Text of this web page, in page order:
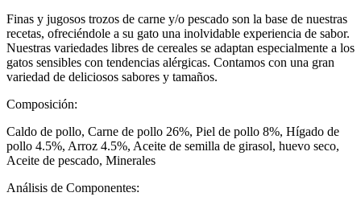
Finas y jugosos trozos de carne y/o pescado son la base de nuestras
recetas, ofreciéndole a su gato una inolvidable experiencia de sabor.
Nuestras variedades libres de cereales se adaptan especialmente a los
gatos sensibles con tendencias alérgicas. Contamos con una gran
variedad de deliciosos sabores y tamaños.
Composición:
Caldo de pollo, Carne de pollo 26%, Piel de pollo 8%, Hígado de
pollo 4.5%, Arroz 4.5%, Aceite de semilla de girasol, huevo seco,
Aceite de pescado, Minerales
Análisis de Componentes: